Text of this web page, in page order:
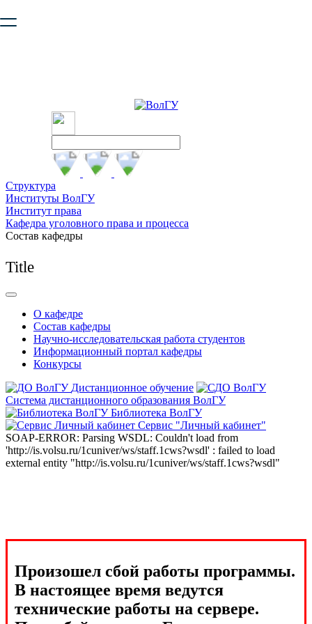
безопасную работу с сайтом. Пожалуйста
Структура
Институты ВолГУ
Институт права
Кафедра уголовного права и процесса
Состав кафедры
Title
О кафедре
Состав кафедры
Научно-исследовательская работа студентов
Информационный портал кафедры
Конкурсы
Дистанционное обучение
Система дистанционного образования ВолГУ
Библиотека ВолГУ
Сервис "Личный кабинет"
SOAP-ERROR: Parsing WSDL: Couldn't load from
'http://is.volsu.ru/1cuniver/ws/staff.1cws?wsdl' : failed to load
external entity "http://is.volsu.ru/1cuniver/ws/staff.1cws?wsdl"
Произошел сбой работы программы.
В настоящее время ведутся
технические работы на сервере.